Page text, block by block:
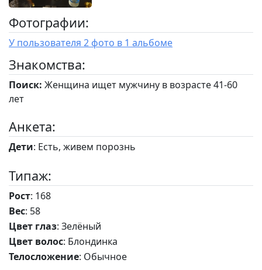
Фотографии:
У пользователя 2 фото в 1 альбоме
Знакомства:
Поиск: Женщина ищет мужчину в возрасте 41-60
лет
Анкета:
Дети: Есть, живем порознь
Типаж:
Рост: 168
Вес: 58
Цвет глаз: Зелёный
Цвет волос: Блондинка
Телосложение: Обычное